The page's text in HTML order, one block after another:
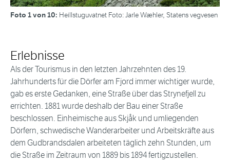
Foto 1 von 10: Heillstuguvatnet Foto: Jarle Wæhler, Statens vegvesen
Erlebnisse
Als der Tourismus in den letzten Jahrzehnten des 19.
Jahrhunderts für die Dörfer am Fjord immer wichtiger wurde,
gab es erste Gedanken, eine Straße über das Strynefjell zu
errichten. 1881 wurde deshalb der Bau einer Straße
beschlossen. Einheimische aus Skjåk und umliegenden
Dörfern, schwedische Wanderarbeiter und Arbeitskräfte aus
dem Gudbrandsdalen arbeiteten täglich zehn Stunden, um
die Straße im Zeitraum von 1889 bis 1894 fertigzustellen.